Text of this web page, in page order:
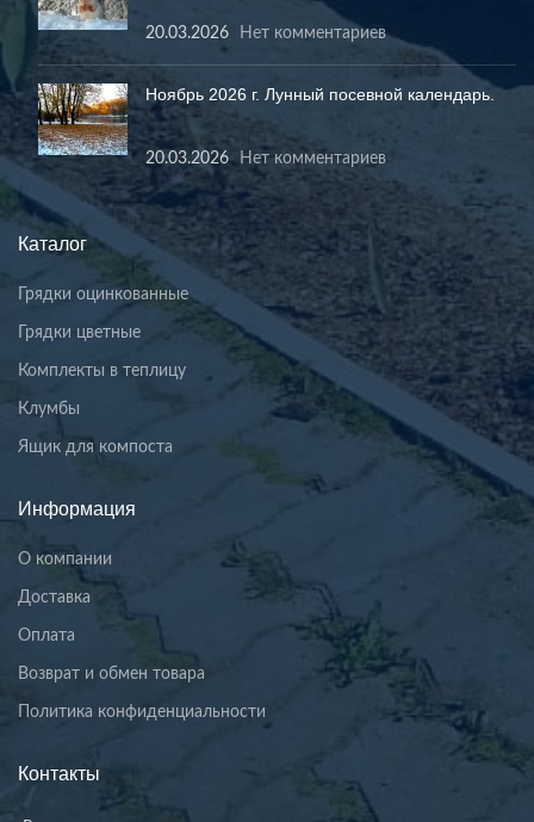
20.03.2026 Нет комментариев
Ноябрь 2026 г. Лунный посевной календарь.
20.03.2026 Нет комментариев
Каталог
Грядки оцинкованные
Грядки цветные
Комплекты в теплицу
Клумбы
Ящик для компоста
Информация
О компании
Доставка
Оплата
Возврат и обмен товара
Политика конфиденциальности
Контакты